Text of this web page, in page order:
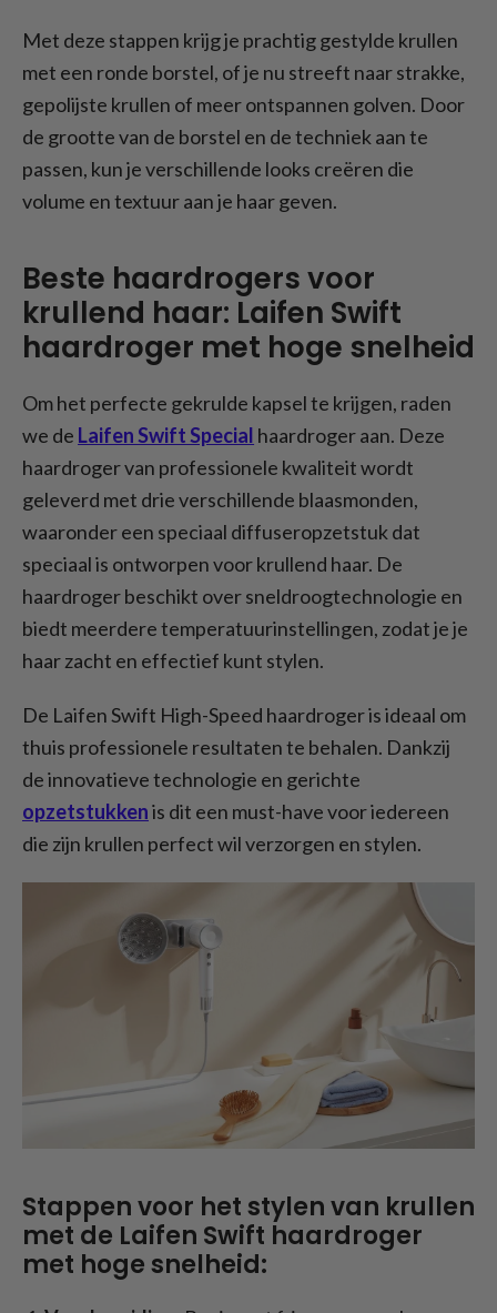
Met deze stappen krijg je prachtig gestylde krullen
met een ronde borstel, of je nu streeft naar strakke,
gepolijste krullen of meer ontspannen golven. Door
de grootte van de borstel en de techniek aan te
passen, kun je verschillende looks creëren die
volume en textuur aan je haar geven.
Beste haardrogers voor
krullend haar: Laifen Swift
haardroger met hoge snelheid
Om het perfecte gekrulde kapsel te krijgen, raden
we de Laifen Swift Special haardroger aan. Deze
haardroger van professionele kwaliteit wordt
geleverd met drie verschillende blaasmonden,
waaronder een speciaal diffuseropzetstuk dat
speciaal is ontworpen voor krullend haar. De
haardroger beschikt over sneldroogtechnologie en
biedt meerdere temperatuurinstellingen, zodat je je
haar zacht en effectief kunt stylen.
De Laifen Swift High-Speed haardroger is ideaal om
thuis professionele resultaten te behalen. Dankzij
de innovatieve technologie en gerichte
opzetstukkenis dit een must-have voor iedereen
die zijn krullen perfect wil verzorgen en stylen.
Stappen voor het stylen van krullen
met de Laifen Swift haardroger
met hoge snelheid: